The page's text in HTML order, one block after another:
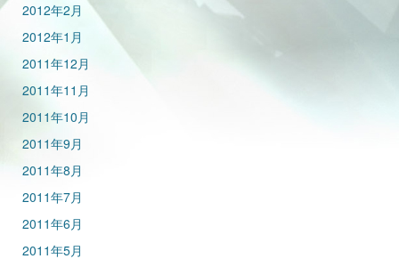
2012年2月
2012年1月
2011年12月
2011年11月
2011年10月
2011年9月
2011年8月
2011年7月
2011年6月
2011年5月